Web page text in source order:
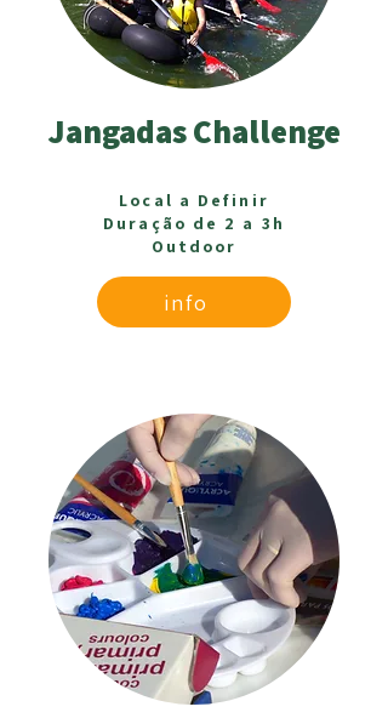
Jangadas Challenge
Local a Definir
Duração de 2 a 3h
Outdoor
info